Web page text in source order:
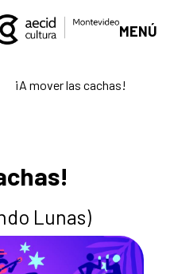
MENÚ
¡A mover las cachas!
Lunas)